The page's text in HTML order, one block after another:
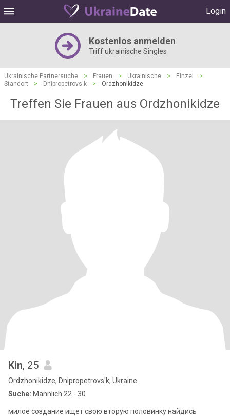
Login
Kostenlos anmelden
Triff ukrainische Singles
Ukrainische Partnersuche > Frauen > Ukrainische > Einzel
>
Standort
> Dnipropetrovs'k > Ordzhonikidze
Treffen Sie Frauen aus Ordzhonikidze
Kin, 25
Ordzhonikidze, Dnipropetrovs'k, Ukraine
Suche: Männlich 22 - 30
милое создание ищет свою вторую половинку найдись